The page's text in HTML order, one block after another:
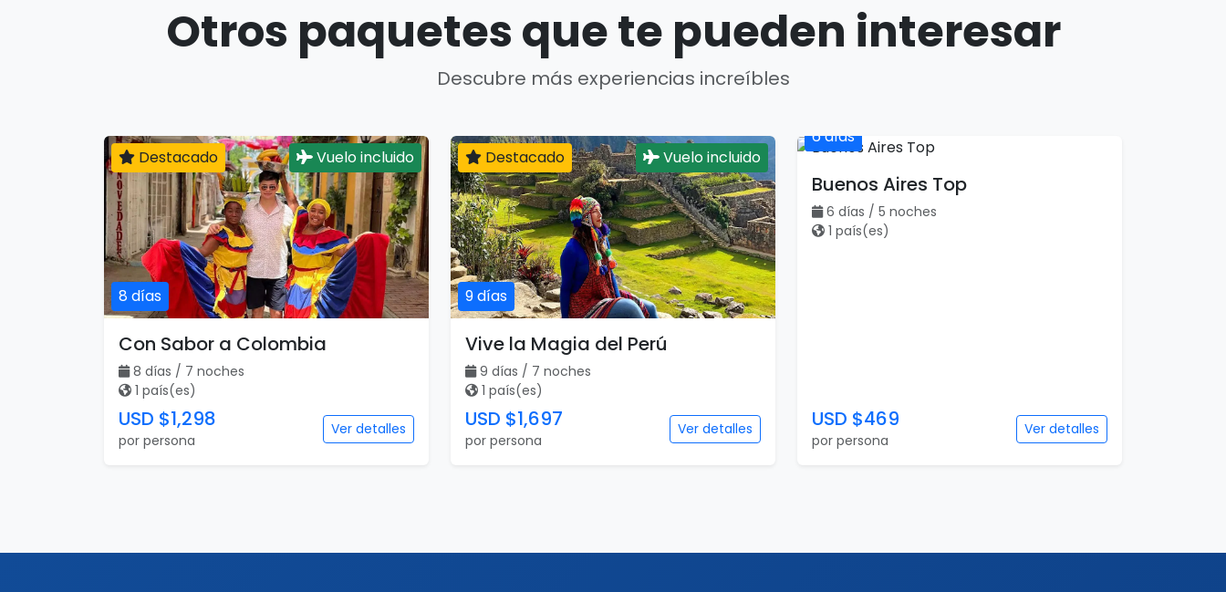
Otros paquetes que te pueden interesar
Descubre más experiencias increíbles
8 días
Destacado Vuelo incluido
Con Sabor a Colombia
8 días / 7 noches
1 país(es)
USD $1,298
por persona
Ver detalles
9 días
Destacado Vuelo incluido
Vive la Magia del Perú
9 días / 7 noches
1 país(es)
USD $1,697
por persona
Ver detalles USD $469
por persona
Ver detalles